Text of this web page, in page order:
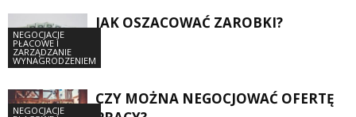
NEGOCJACJE
PŁACOWE I
ZARZĄDZANIE
WYNAGRODZENIEM
JAK OSZACOWAĆ ZAROBKI?
NEGOCJACJE
CZY MOŻNA NEGOCJOWAĆ OFERTĘ